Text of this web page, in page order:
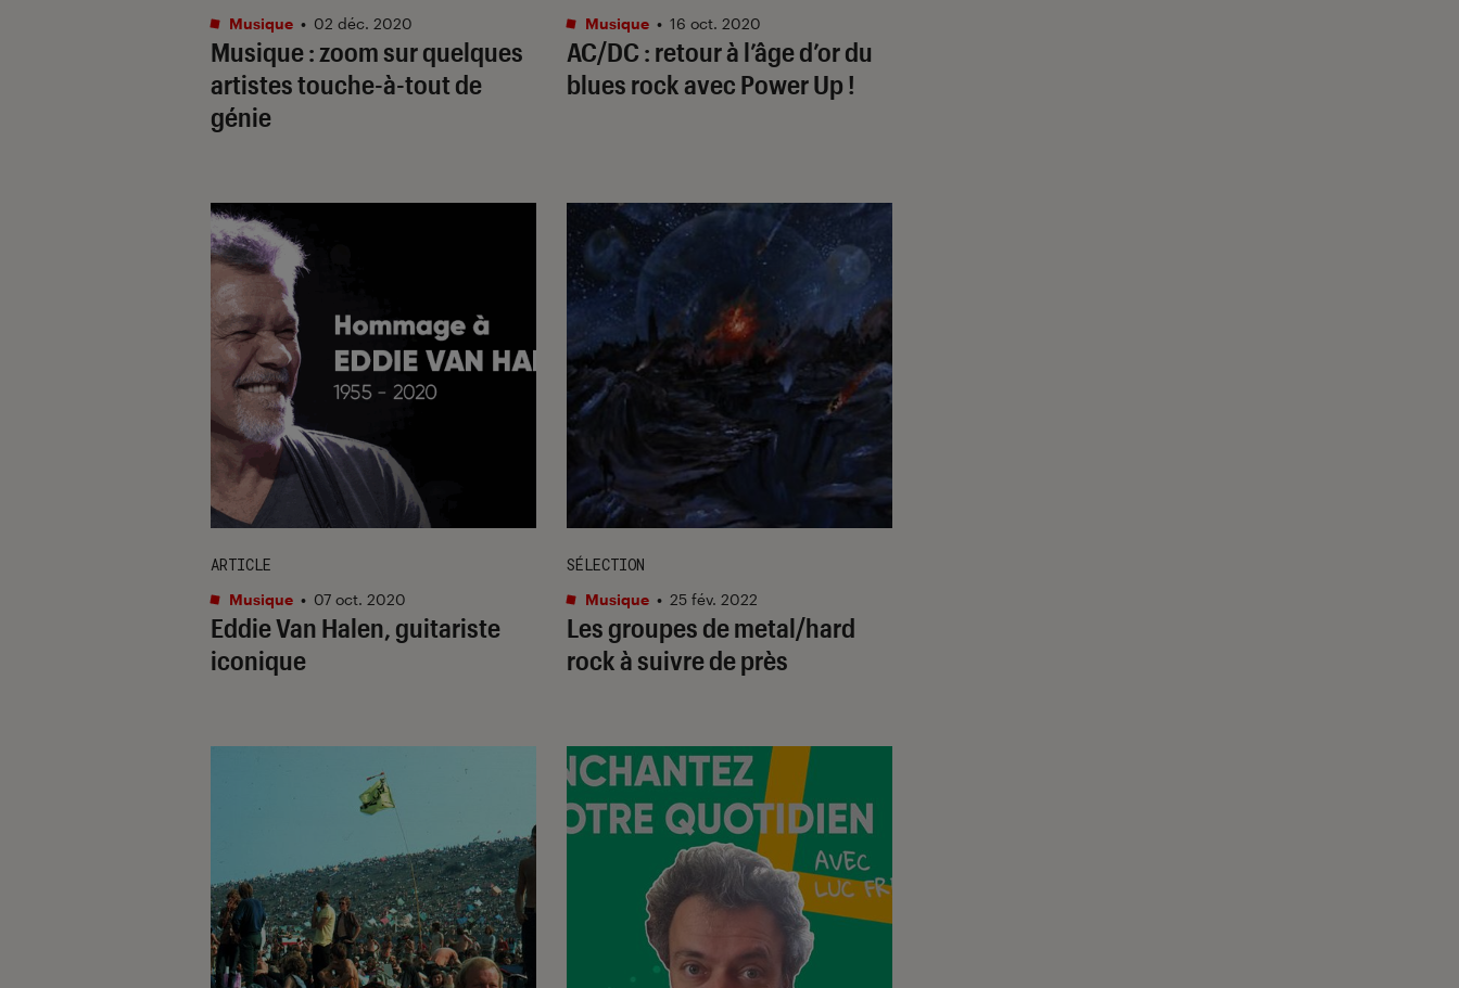
Musique : zoom sur quelques
artistes touche-à-tout de
génie
Musique • 02 déc. 2020
AC/DC : retour à l’âge d’or du
blues rock avec Power Up !
Musique • 16 oct. 2020
Eddie Van Halen, guitariste
iconique
ARTICLE
Musique • 07 oct. 2020
Les groupes de metal/hard
rock à suivre de près
SÉLECTION
Musique • 25 fév. 2022